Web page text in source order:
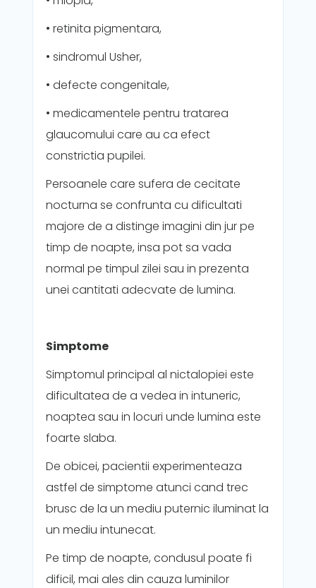
• retinita pigmentara,
• sindromul Usher,
• defecte congenitale,
• medicamentele pentru tratarea
glaucomului care au ca efect
constrictia pupilei.
Persoanele care sufera de cecitate
nocturna se confrunta cu dificultati
majore de a distinge imagini din jur pe
timp de noapte, insa pot sa vada
normal pe timpul zilei sau in prezenta
unei cantitati adecvate de lumina.
Simptome
Simptomul principal al nictalopiei este
dificultatea de a vedea in intuneric,
noaptea sau in locuri unde lumina este
foarte slaba.
De obicei, pacientii experimenteaza
astfel de simptome atunci cand trec
brusc de la un mediu puternic iluminat la
un mediu intunecat.
Pe timp de noapte, condusul poate fi
dificil, mai ales din cauza luminilor